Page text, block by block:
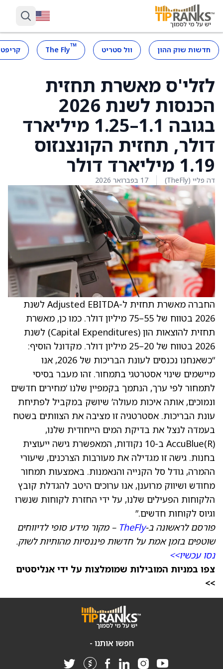
חדשות שוק ההון וול סטריט ™
The Fly
לזלי'ס מאשרת תחזית
הכנסות לשנת 2026
בגובה 1.1–1.25 מיליארד
דולר, תחזית הקונצנזוס
1.19 מיליארד דולר
דה פליי (TheFly) 17 בפברואר 2026
החברה מאשרת תחזית ל-Adjusted EBITDA לשנת
2026 בטווח של 55–75 מיליון דולר. כמו כן, מאשרת
תחזית להוצאות הון (Capital Expenditures) לשנת
2026 בטווח של 20–25 מיליון דולר. מקדונל הוסיף:
“כשאנחנו נכנסים לעונת הבריכות של 2026, אנו
מיישמים שינוי אסטרטגי בתמחור. זהו מעבר בסיסי
לתמחור לפי ערך, הנתמך בקמפיין שלנו ‘מחירים חדשים
ונמוכים, אותה איכות מעולה’ שיושק במקביל לפתיחת
עונת הבריכות. אסטרטגיה זו מציבה את הצוותים בשטח
בעמדה לנצל את בדיקת המים הייחודית שלנו,
AccuBlue(R) ב-10 נקודות, המאפשרת גישה ייעוצית
בחנות. גישה זו מגדילה את מעורבות הצרכנים, שיעורי
ההמרה, גודל סל הקנייה והנאמנות. באמצעות תמחור
מחודש ושיווק מרוענן, אנו ערוכים היטב להגדלת קובץ
הלקוחות הפעילים שלנו, על ידי החזרת לקוחות שנשרו
וגיוס לקוחות חדשים.”
פורסם לראשונה ב-TheFly – מקור מידע סופי לדיווחים
שוטפים בזמן אמת על חדשות פיננסיות מהותיות לשוק.
נסו עכשיו>>
צפו במניות המובילות שמומלצות על ידי אנליסטים
>>
חפשו אותנו -